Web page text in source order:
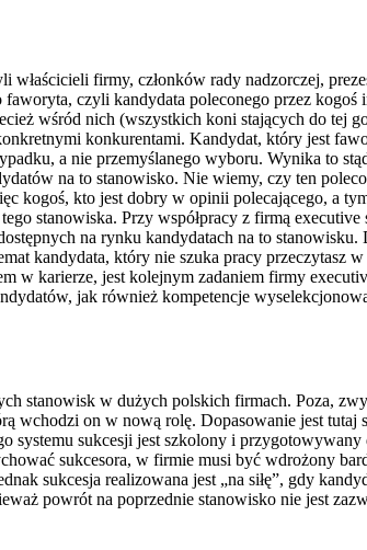
firmy, członków rady nadzorczej,
czyli kandydata poleconego przez kogoś
wśród nich (wszystkich koni stających do tej
konkurentami. Kandydat, który jest
a nie przemyślanego wyboru. Wynika to
na to stanowisko. Nie wiemy, czy ten
kogoś, kto jest dobry w opinii polecającego, a
stanowiska. Przy współpracy z firmą
na rynku kandydatach na to stanowisku.
kandydata, który nie szuka pracy przeczytasz
w karierze, jest kolejnym zadaniem firmy
jak również kompetencje
stanowisk w dużych polskich firmach. Poza,
wchodzi on w nową rolę. Dopasowanie jest tutaj
systemu sukcesji jest szkolony i przygotowywany
sukcesora, w firmie musi być wdrożony
sukcesja realizowana jest „na siłę”, gdy
powrót na poprzednie stanowisko nie jest